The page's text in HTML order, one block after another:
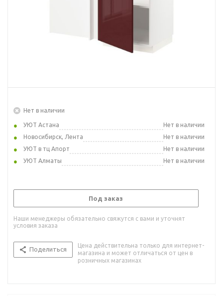
Нет в наличии
УЮТ Астана
Нет в наличии
Новосибирск, Лента
Нет в наличии
УЮТ в тц Апорт
Нет в наличии
УЮТ Алматы
Нет в наличии
Под заказ
Наши менеджеры обязательно свяжутся с вами и уточнят
условия заказа
Поделиться
Цена действительна только для интернет-
магазина и может отличаться от цен в
розничных магазинах